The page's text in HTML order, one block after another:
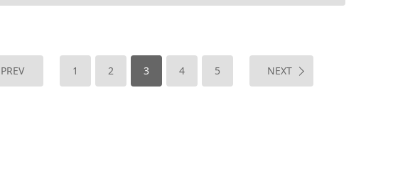
PREV 1 2 3 4 5 NEXT